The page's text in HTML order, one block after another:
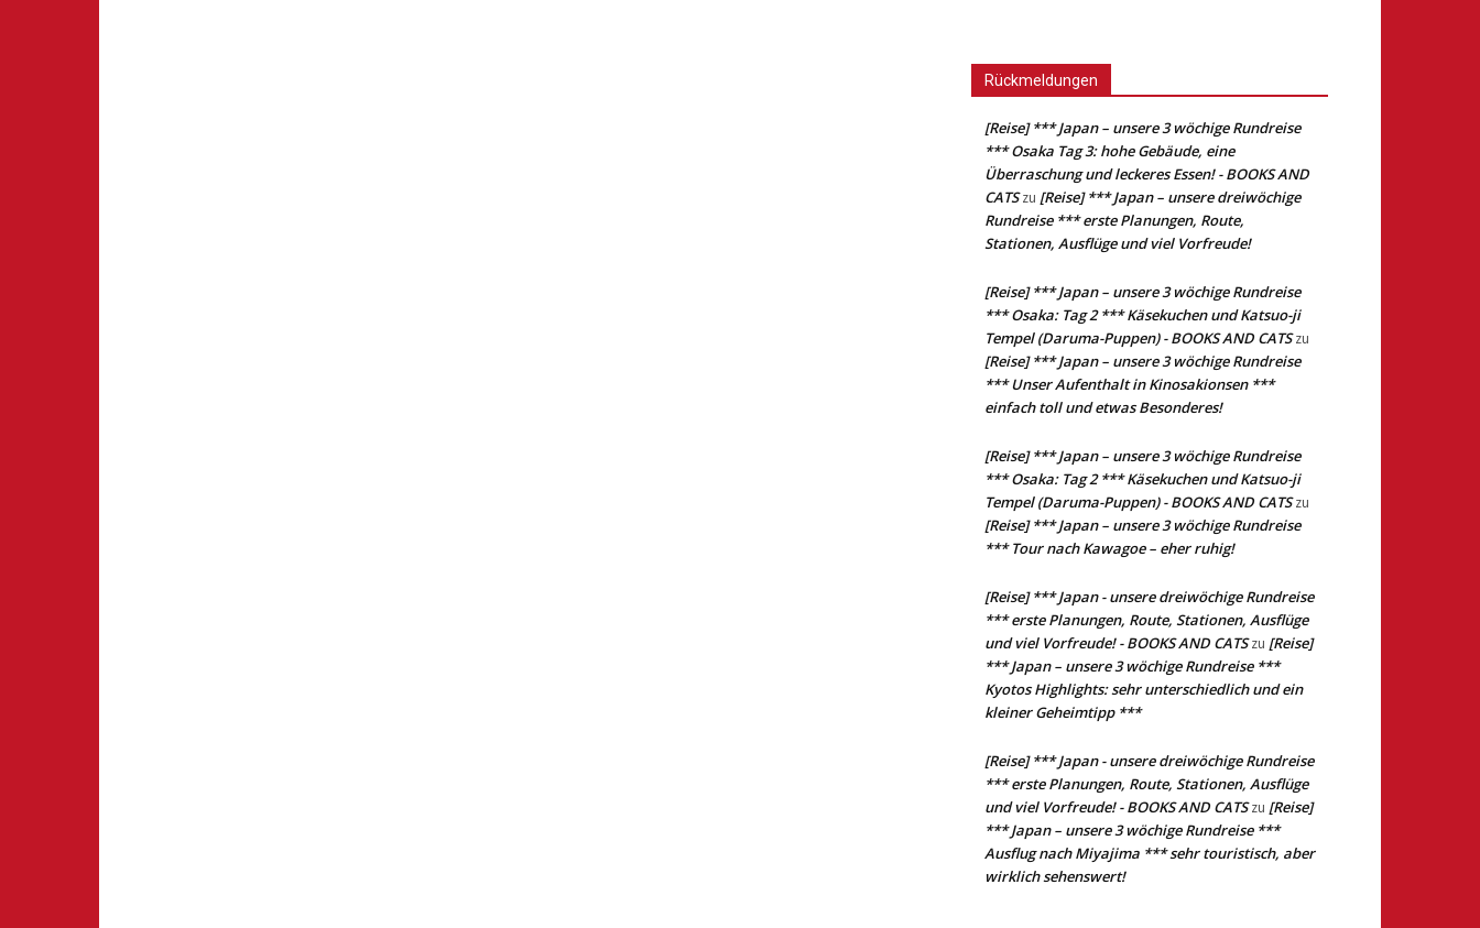
Rückmeldungen
[Reise] *** Japan – unsere 3 wöchige Rundreise
*** Osaka Tag 3: hohe Gebäude, eine
Überraschung und leckeres Essen! - BOOKS AND
CATSzu [Reise] *** Japan – unsere dreiwöchige
Rundreise *** erste Planungen, Route,
Stationen, Ausflüge und viel Vorfreude!
[Reise] *** Japan – unsere 3 wöchige Rundreise
*** Osaka: Tag 2 *** Käsekuchen und Katsuo-ji
Tempel (Daruma-Puppen) - BOOKS AND CATSzu
[Reise] *** Japan – unsere 3 wöchige Rundreise
*** Unser Aufenthalt in Kinosakionsen ***
einfach toll und etwas Besonderes!
[Reise] *** Japan – unsere 3 wöchige Rundreise
*** Osaka: Tag 2 *** Käsekuchen und Katsuo-ji
Tempel (Daruma-Puppen) - BOOKS AND CATSzu
[Reise] *** Japan – unsere 3 wöchige Rundreise
*** Tour nach Kawagoe – eher ruhig!
[Reise] *** Japan - unsere dreiwöchige Rundreise
*** erste Planungen, Route, Stationen, Ausflüge
und viel Vorfreude! - BOOKS AND CATSzu [Reise]
*** Japan – unsere 3 wöchige Rundreise ***
Kyotos Highlights: sehr unterschiedlich und ein
kleiner Geheimtipp ***
[Reise] *** Japan - unsere dreiwöchige Rundreise
*** erste Planungen, Route, Stationen, Ausflüge
und viel Vorfreude! - BOOKS AND CATSzu [Reise]
*** Japan – unsere 3 wöchige Rundreise ***
Ausflug nach Miyajima *** sehr touristisch, aber
wirklich sehenswert!